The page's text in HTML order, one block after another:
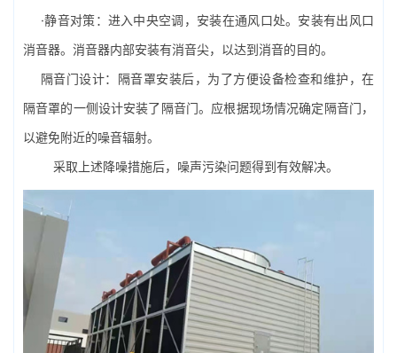
·静音对策：进入中央空调，安装在通风口处。安装有出风口
消音器。消音器内部安装有消音尖，以达到消音的目的。
隔音门设计：隔音罩安装后，为了方便设备检查和维护，在
隔音罩的一侧设计安装了隔音门。应根据现场情况确定隔音门，
以避免附近的噪音辐射。
采取上述降噪措施后，噪声污染问题得到有效解决。